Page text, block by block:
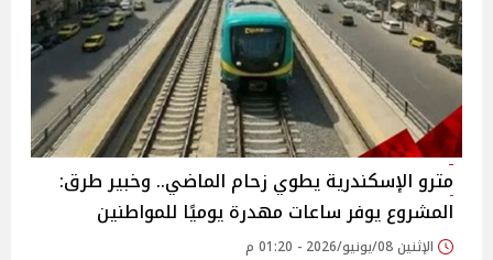
مترو الإسكندرية يطوي زحام الماضي.. وخبير طرق:
المشروع يوفر ساعات مهدرة يوميًا للمواطنين
الإثنين 08/يونيو/2026 - 01:20 م